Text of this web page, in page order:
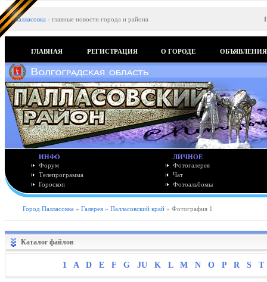
Палласовка - главные новости города и района
ГЛАВНАЯ РЕГИСТРАЦИЯ О ГОРОДЕ ОБЪЯВЛЕНИЯ
ИНФО
Форум
Телепрограмма
Гороскоп
ЛИЧНОЕ
Фотогалерея
Чат
Фотоальбомы
Город Палласовка » Галерея » Палласовский край » Фотография 1
Каталог файлов
1 A D E F G JU K L M N O P R S T